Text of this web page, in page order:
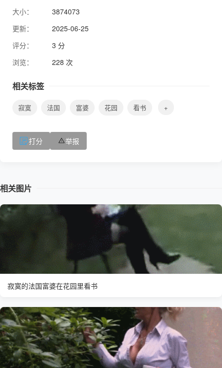
大小：
3874073
更新：
2025-06-25
评分：
3 分
浏览：
228 次
相关标签
寂寞 法国 富婆 花园 看书 +
打分 举报
相关图片
寂寞的法国富婆在花园里看书